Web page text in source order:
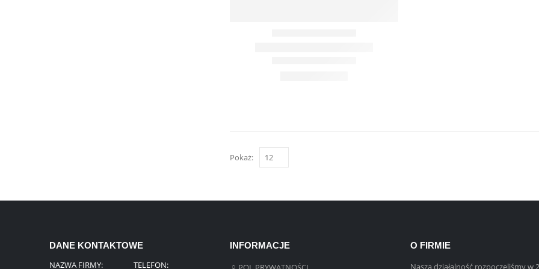
Pokaż:
DANE KONTAKTOWE
NAZWA FIRMY: TELEFON:
INFORMACJE O FIRMIE
Naszą działalność rozpoczęliśmy